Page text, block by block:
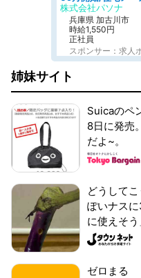
株式会社パソナ
兵庫県 加古川市
時給1,550円
正社員
スポンサー：求人
姉妹サイト
Suicaのペ
8日に発売
だよ~。
どうして
ぽいナス
に使えそ
ゼロまる